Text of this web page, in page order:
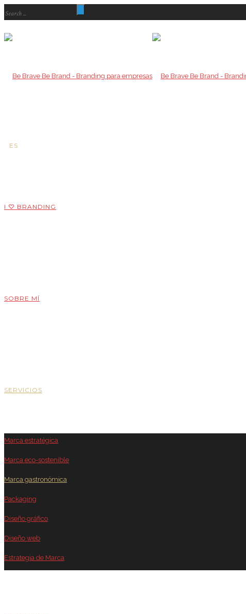
ES
I ♡ BRANDING
SOBRE MÍ
SERVICIOS
Marca estratégica
Marca eco-sostenible
Marca gastronómica
Packaging
Diseño gráfico
Diseño web
Estrategia de Marca